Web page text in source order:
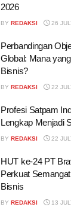
2026
BY REDAKSI 26
Perbandingan
Global: Mana
Bisnis?
BY REDAKSI 22
Profesi Satpam
Lengkap Menjadi
BY REDAKSI 22
HUT ke-24 PT
Perkuat
Bisnis
BY REDAKSI 13